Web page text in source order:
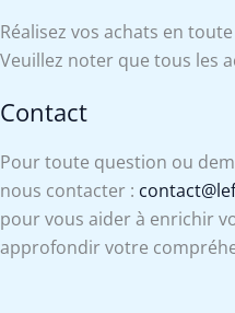
Réalisez vos achats en
Veuillez noter que tous les
Contact
Pour toute question ou
nous contacter :
pour vous aider à enrichir
approfondir votre